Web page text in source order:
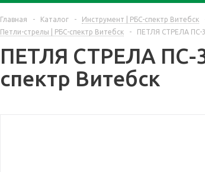
Главная - Каталог - Инструмент | РБС-спектр Витебск
Петли-стрелы | РБС-спектр Витебск
- ПЕТЛЯ СТРЕЛА ПС-
ПЕТЛЯ СТРЕЛА ПС-
спектр Витебск